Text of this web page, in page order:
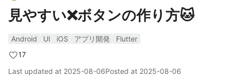
見やすい❌ボタンの作り方🐱
Android UI iOS アプリ開発
Flutter
17
Last updated at 2025-08-06Posted at 2025-08-06